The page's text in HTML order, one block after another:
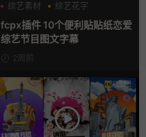
综艺素材
综艺花字
自媒体模板
fcpx插件 10个便利贴贴纸恋爱
综艺节目图文字幕
2周前